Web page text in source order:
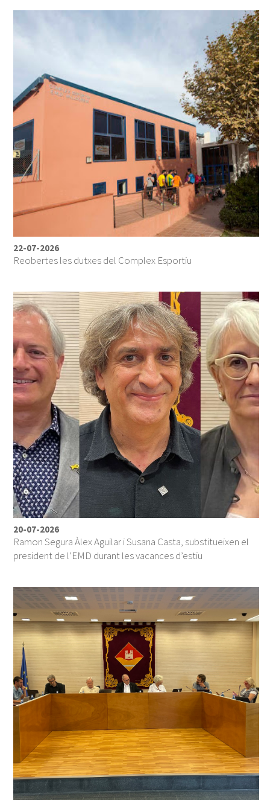
22-07-2026
Reobertes les dutxes del Complex Esportiu
20-07-2026
Ramon Segura Àlex Aguilar i Susana Casta, substitueixen el
president de l’EMD durant les vacances d’estiu